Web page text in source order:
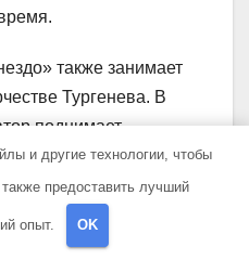
также занимает
Тургенева. В
поднимает
поколении и
в
является
и другие технологии, чтобы
предоставить лучший
опыт. OK